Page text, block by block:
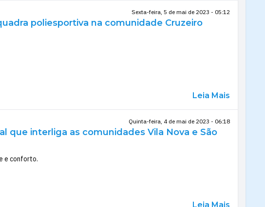
Sexta-feira, 5 de mai de 2023 - 05:12
poliesportiva na comunidade Cruzeiro
Leia Mais
Quinta-feira, 4 de mai de 2023 - 06:18
que interliga as comunidades Vila Nova e São
e conforto.
Leia Mais